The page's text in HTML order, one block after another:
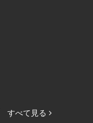
すべて見る